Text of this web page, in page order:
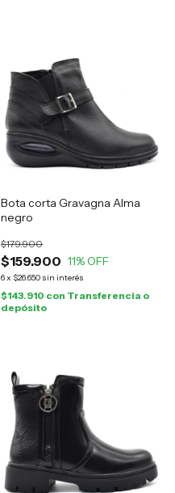
Bota corta Gravagna Alma
negro
$159.900
$179.900
11% OFF
6x $26.650 sin interés
$143.910 con Transferencia o
depósito